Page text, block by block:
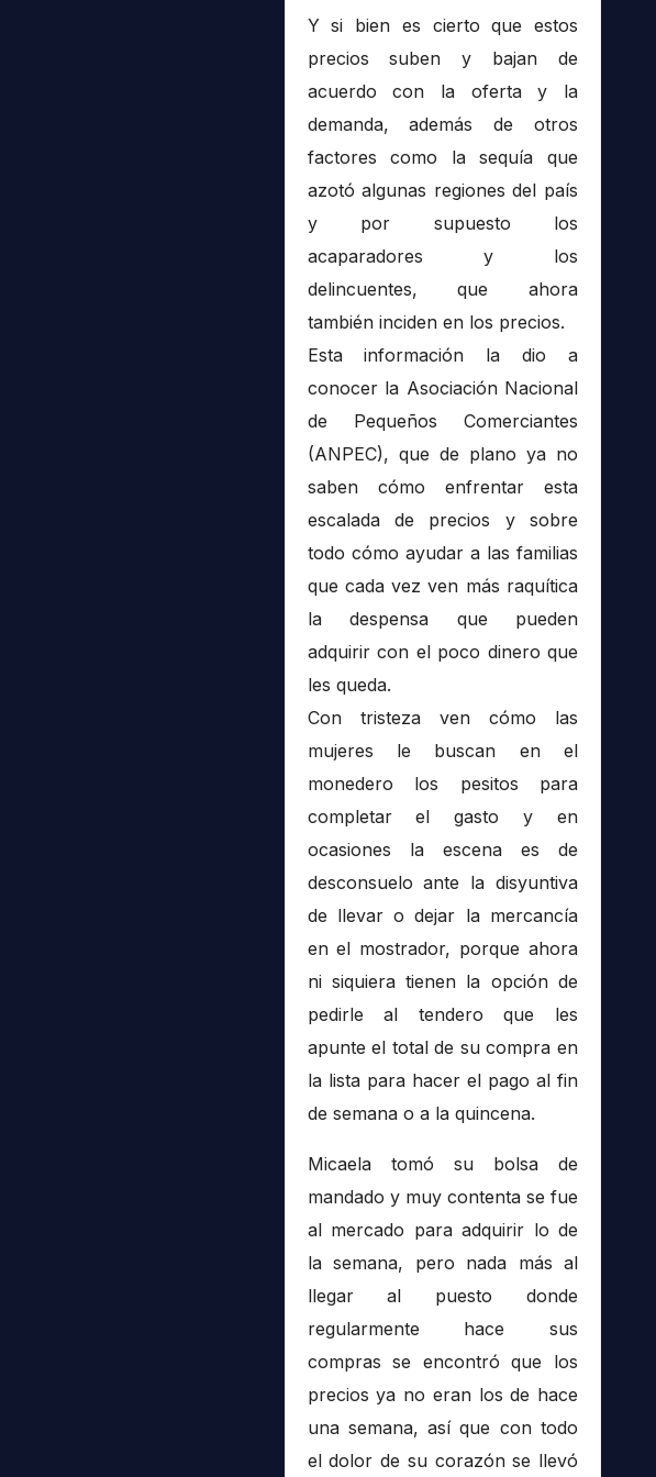
Y si bien es cierto que estos
precios suben y bajan de
acuerdo con la oferta y la
demanda, además de otros
factores como la sequía que
azotó algunas regiones del país
y por supuesto los
acaparadores y los
delincuentes, que ahora
también inciden en los precios.
Esta información la dio a
conocer la Asociación Nacional
de Pequeños Comerciantes
(ANPEC), que de plano ya no
saben cómo enfrentar esta
escalada de precios y sobre
todo cómo ayudar a las familias
que cada vez ven más raquítica
la despensa que pueden
adquirir con el poco dinero que
les queda.
Con tristeza ven cómo las
mujeres le buscan en el
monedero los pesitos para
completar el gasto y en
ocasiones la escena es de
desconsuelo ante la disyuntiva
de llevar o dejar la mercancía
en el mostrador, porque ahora
ni siquiera tienen la opción de
pedirle al tendero que les
apunte el total de su compra en
la lista para hacer el pago al fin
de semana o a la quincena.
Micaela tomó su bolsa de
mandado y muy contenta se fue
al mercado para adquirir lo de
la semana, pero nada más al
llegar al puesto donde
regularmente hace sus
compras se encontró que los
precios ya no eran los de hace
una semana, así que con todo
el dolor de su corazón se llevó